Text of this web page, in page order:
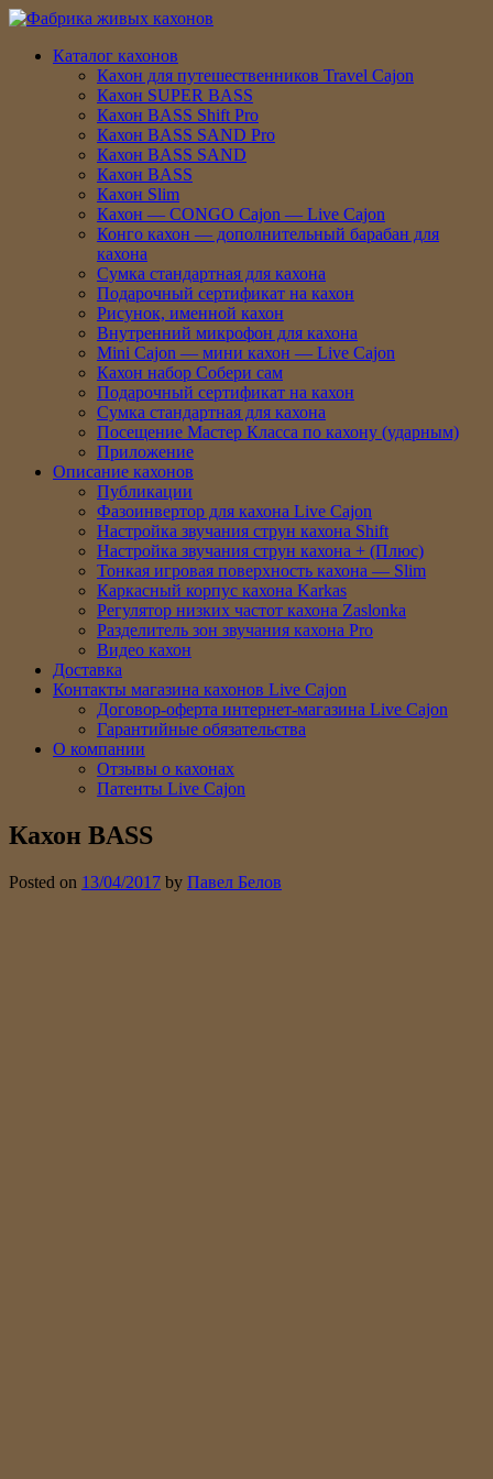
Каталог кахонов
Кахон для путешественников Travel Cajon
Кахон SUPER BASS
Кахон BASS Shift Pro
Кахон BASS SAND Pro
Кахон BASS SAND
Кахон BASS
Кахон Slim
Кахон — CONGO Cajon — Live Cajon
Конго кахон — дополнительный барабан для
кахона
Сумка стандартная для кахона
Подарочный сертификат на кахон
Рисунок, именной кахон
Внутренний микрофон для кахона
Mini Cajon — мини кахон — Live Cajon
Кахон набор Собери сам
Подарочный сертификат на кахон
Сумка стандартная для кахона
Посещение Мастер Класса по кахону (ударным)
Приложение
Описание кахонов
Публикации
Фазоинвертор для кахона Live Cajon
Настройка звучания струн кахона Shift
Настройка звучания струн кахона + (Плюс)
Тонкая игровая поверхность кахона — Slim
Каркасный корпус кахона Karkas
Регулятор низких частот кахона Zaslonka
Разделитель зон звучания кахона Pro
Видео кахон
Доставка
Контакты магазина кахонов Live Cajon
Договор-оферта интернет-магазина Live Cajon
Гарантийные обязательства
О компании
Отзывы о кахонах
Патенты Live Cajon
Кахон BASS
Posted on 13/04/2017 by Павел Белов